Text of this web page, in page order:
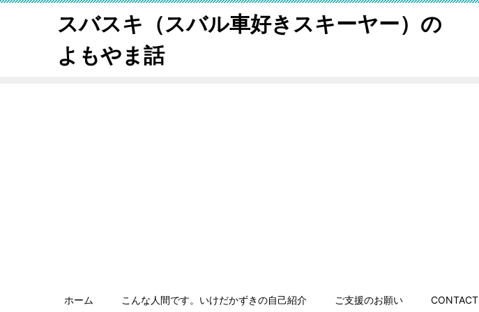
スバスキ（スバル車好きスキーヤー）の
よもやま話
ホーム こんな人間です。いけだかずきの自己紹介 ご支援のお願い CONTACT